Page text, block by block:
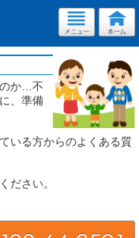
か…不
、準備
いる方からのよくある質
ださい。